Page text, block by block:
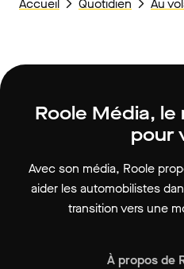
Accueil Quotidien Au
Roole Média,
pour
Avec son média, Roole
aider les automobilistes
transition vers une
À propos de